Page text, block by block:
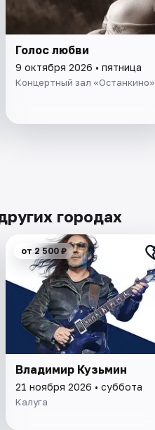
Голос любви
9 октября 2026 • пятница
Концертный зал «Останкино»
городах
от 2 500 ₽
Владимир Кузьмин
21 ноября 2026 • суббота
Калуга